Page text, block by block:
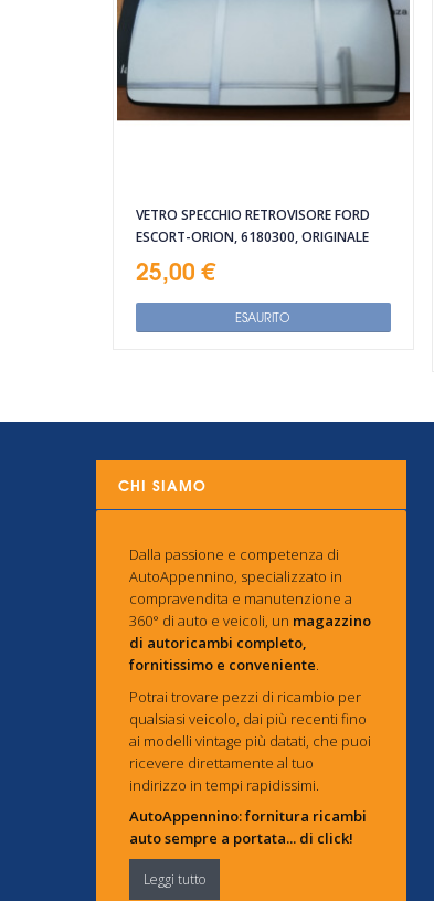
VETRO SPECCHIO RETROVISORE FORD
ESCORT-ORION, 6180300, ORIGINALE
25,00 €
ESAURITO
CHI SIAMO
Dalla passione e competenza di
AutoAppennino, specializzato in
compravendita e manutenzione a
360° di auto e veicoli, un magazzino
di autoricambi completo,
fornitissimo e conveniente.
Potrai trovare pezzi di ricambio per
qualsiasi veicolo, dai più recenti fino
ai modelli vintage più datati, che puoi
ricevere direttamente al tuo
indirizzo in tempi rapidissimi.
AutoAppennino: fornitura ricambi
auto sempre a portata... di click!
Leggi tutto